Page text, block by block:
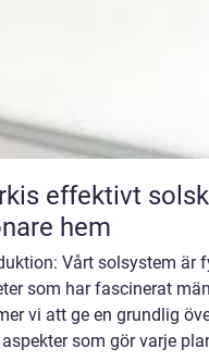
för ett svalare och
hem
Vårt solsystem är
som har fascinerat
vi att ge en grundlig
som gör varje